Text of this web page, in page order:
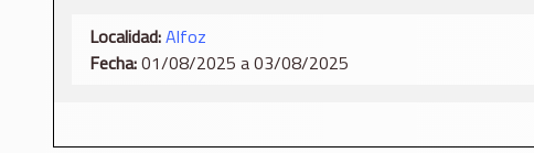
Localidad:Alfoz
Fecha:01/08/2025 a 03/08/2025